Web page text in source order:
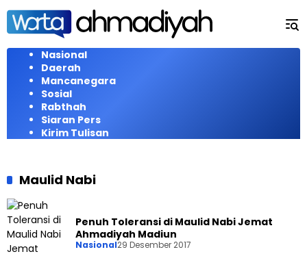
Langsung
konten
Nasional
Daerah
Mancanegara
Sosial
Rabthah
Siaran Pers
Kirim Tulisan
Maulid Nabi
Penuh Toleransi di Maulid Nabi Jemat
Ahmadiyah Madiun
Nasional29 Desember 2017